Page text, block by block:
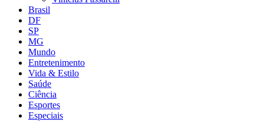
Brasil
DF
SP
MG
Mundo
Entretenimento
Vida & Estilo
Saúde
Ciência
Esportes
Especiais